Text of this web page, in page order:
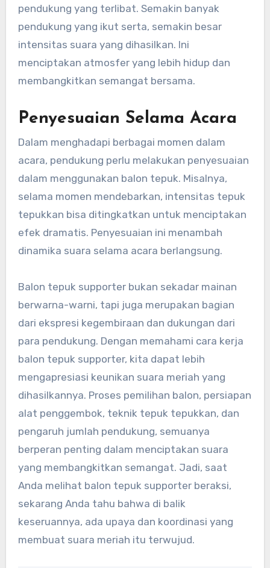
pendukung yang terlibat. Semakin banyak
pendukung yang ikut serta, semakin besar
intensitas suara yang dihasilkan. Ini
menciptakan atmosfer yang lebih hidup dan
membangkitkan semangat bersama.
Penyesuaian Selama Acara
Dalam menghadapi berbagai momen dalam
acara, pendukung perlu melakukan penyesuaian
dalam menggunakan balon tepuk. Misalnya,
selama momen mendebarkan, intensitas tepuk
tepukkan bisa ditingkatkan untuk menciptakan
efek dramatis. Penyesuaian ini menambah
dinamika suara selama acara berlangsung.
Balon tepuk supporter bukan sekadar mainan
berwarna-warni, tapi juga merupakan bagian
dari ekspresi kegembiraan dan dukungan dari
para pendukung. Dengan memahami cara kerja
balon tepuk supporter, kita dapat lebih
mengapresiasi keunikan suara meriah yang
dihasilkannya. Proses pemilihan balon, persiapan
alat penggembok, teknik tepuk tepukkan, dan
pengaruh jumlah pendukung, semuanya
berperan penting dalam menciptakan suara
yang membangkitkan semangat. Jadi, saat
Anda melihat balon tepuk supporter beraksi,
sekarang Anda tahu bahwa di balik
keseruannya, ada upaya dan koordinasi yang
membuat suara meriah itu terwujud.